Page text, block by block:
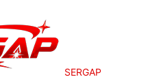
SERGAP